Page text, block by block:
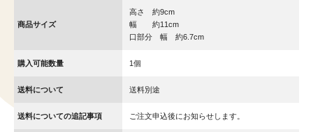
商品サイズ
高さ 約9cm
幅 約11cm
口部分 幅 約6.7cm
購入可能数量 1個
送料について 送料別途
送料についての追記事項 ご注文申込後にお知らせします。